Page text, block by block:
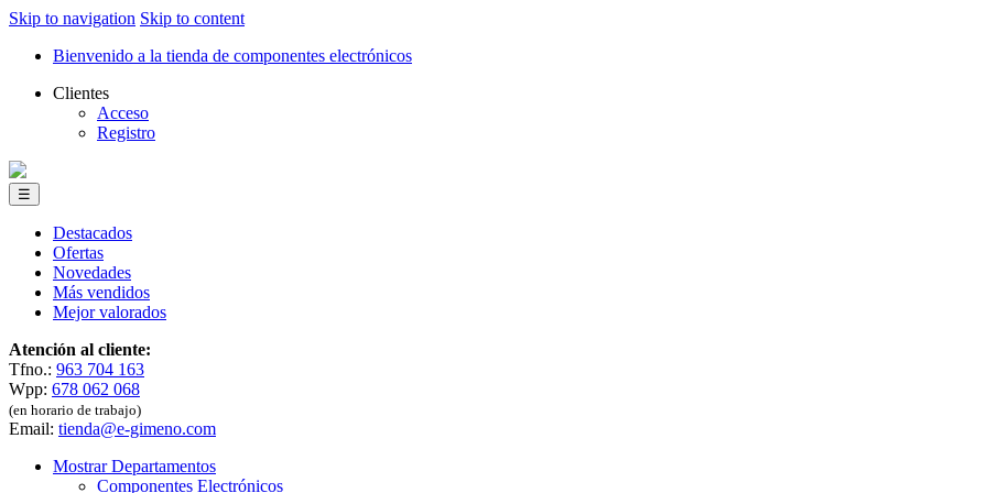
Skip to navigation Skip to content
Bienvenido a la tienda de componentes electrónicos
Clientes
Acceso
Registro
☰
Destacados
Ofertas
Novedades
Más vendidos
Mejor valorados
Atención al cliente:
Tfno.: 963 704 163
Wpp: 678 062 068
(en horario de trabajo)
Email: tienda@e-gimeno.com
Mostrar Departamentos
Componentes Electrónicos